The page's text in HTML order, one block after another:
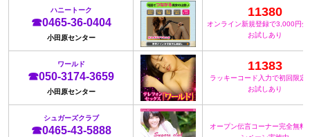
ハニートーク
☎0465-36-0404
小田原センター
11380
オンライン新規登録で3,000円分
お試しあり
ワールド
☎050-3174-3659
小田原センター
11383
ラッキーコード入力で初回限定
お試しあり
シュガーズクラブ
☎0465-43-5888
オープン伝言コーナー完全無料